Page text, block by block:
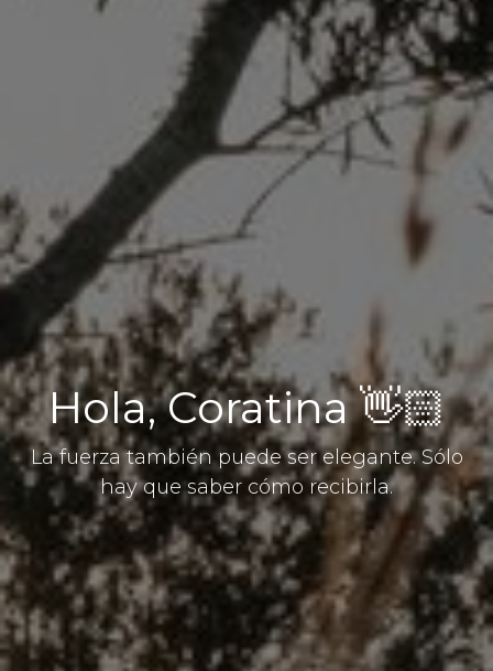
Hola, Coratina 👋🏻
La fuerza también puede ser elegante. Sólo
hay que saber cómo recibirla.